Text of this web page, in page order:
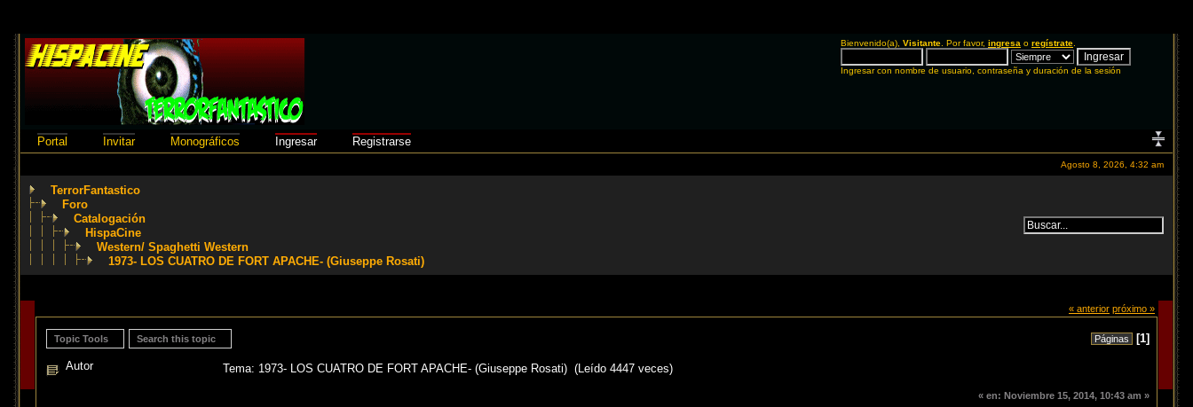
Bienvenido(a), Visitante . Por favor, ingresa o regístrate
Ingresar con nombre de usuario, contraseña y duración de la sesión
Portal Invitar Monográficos Ingresar Registrarse
Agosto 8, 2026, 4:32 am
TerrorFantastico
Foro
Catalogación
HispaCine
Western/ Spaghetti Western
1973- LOS CUATRO DE FORT APACHE- (Giuseppe Rosati)
« anterior próximo »
Topic Tools Search this topic Páginas [1]
Autor Tema: 1973- LOS CUATRO DE FORT APACHE- (Giuseppe Rosati) (Leído 4447 veces)
« en: Noviembre 15, 2014, 10:43 am »